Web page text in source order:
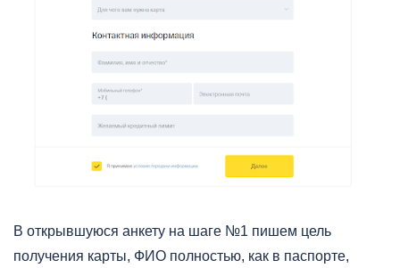
В открывшуюся анкету на шаге №1 пишем цель
получения карты, ФИО полностью, как в паспорте,